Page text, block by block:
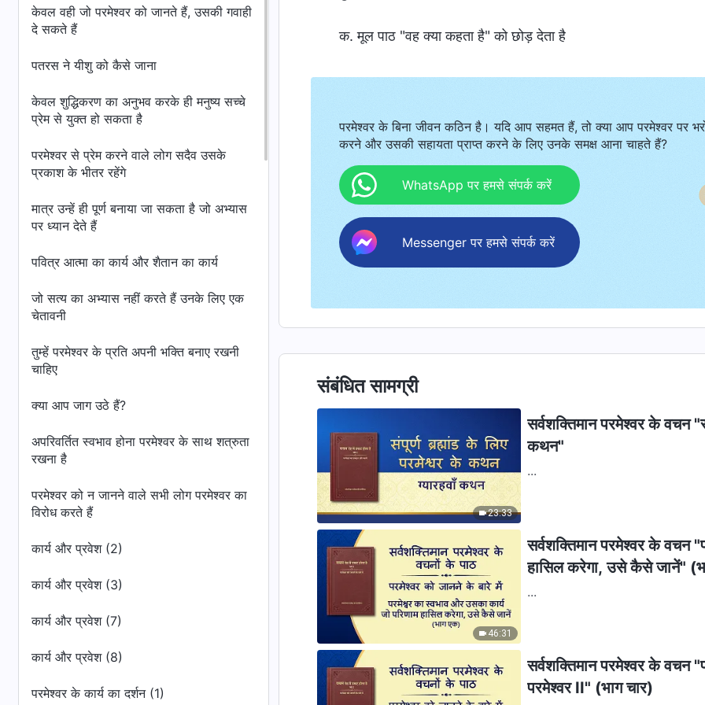
केवल वही जो परमेश्वर को जानते हैं, उसकी गवाही
दे सकते हैं
पतरस ने यीशु को कैसे जाना
केवल शुद्धिकरण का अनुभव करके ही मनुष्य सच्चे
प्रेम से युक्त हो सकता है
परमेश्वर से प्रेम करने वाले लोग सदैव उसके
प्रकाश के भीतर रहेंगे
मात्र उन्हें ही पूर्ण बनाया जा सकता है जो अभ्यास
पर ध्यान देते हैं
पवित्र आत्मा का कार्य और शैतान का कार्य
जो सत्य का अभ्यास नहीं करते हैं उनके लिए एक
चेतावनी
तुम्हें परमेश्वर के प्रति अपनी भक्ति बनाए रखनी
चाहिए
क्या आप जाग उठे हैं?
अपरिवर्तित स्वभाव होना परमेश्वर के साथ शत्रुता
रखना है
परमेश्वर को न जानने वाले सभी लोग परमेश्वर का
विरोध करते हैं
कार्य और प्रवेश (2)
कार्य और प्रवेश (3)
कार्य और प्रवेश (7)
कार्य और प्रवेश (8)
परमेश्वर के कार्य का दर्शन (1)
क. मूल पाठ "वह क्या कहता है" को छोड़ देता है
परमेश्वर के बिना जीवन कठिन है। यदि आप सहमत हैं, तो क्या आप परमेश्वर पर
करने और उसकी सहायता प्राप्त करने के लिए उनके समक्ष आना चाहते हैं?
WhatsApp पर हमसे संपर्क करें
Messenger पर हमसे संपर्क करें
संबंधित सामग्री
23:33
सर्वशक्तिमान परमेश्वर के वचन
कथन"
...
46:31
सर्वशक्तिमान परमेश्वर के वचन
हासिल करेगा, उसे कैसे जानें"
...
सर्वशक्तिमान परमेश्वर के वचन
परमेश्वर II" (भाग चार)